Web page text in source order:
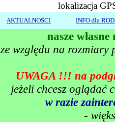
lokalizacja
AKTUALNOŚCI INFO dla
nasze
ze względu na
UWAGA !!! na
jeżeli chcesz oglądać
w razie
-